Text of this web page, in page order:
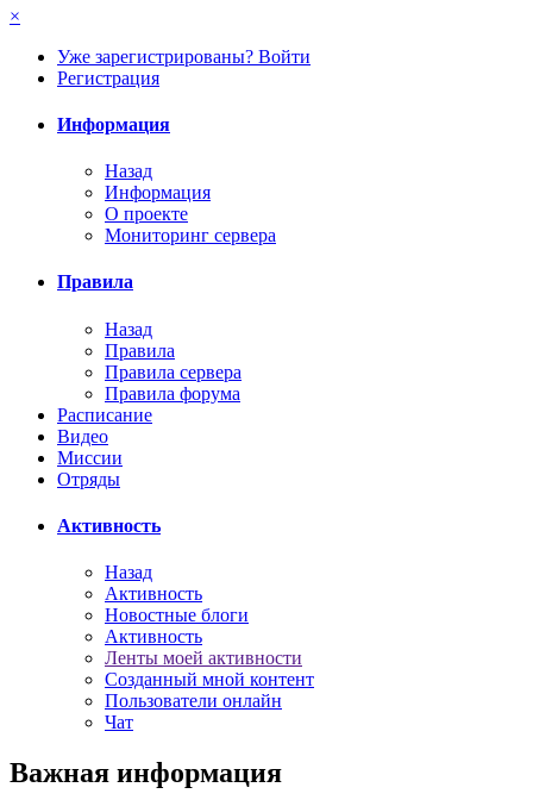
×
Уже зарегистрированы? Войти
Регистрация
Информация
Назад
Информация
О проекте
Мониторинг сервера
Правила
Назад
Правила
Правила сервера
Правила форума
Расписание
Видео
Миссии
Отряды
Активность
Назад
Активность
Новостные блоги
Активность
Ленты моей активности
Созданный мной контент
Пользователи онлайн
Чат
Важная информация